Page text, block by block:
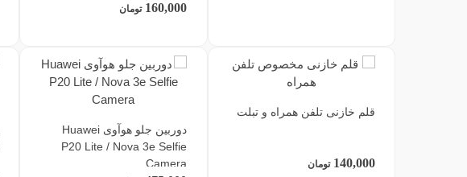
160,000 تومان
قلم خازنی تلفن همراه و تبلت
140,000 تومان
دوربین جلو هوآوی Huawei
P20 Lite / Nova 3e Selfie
Camera